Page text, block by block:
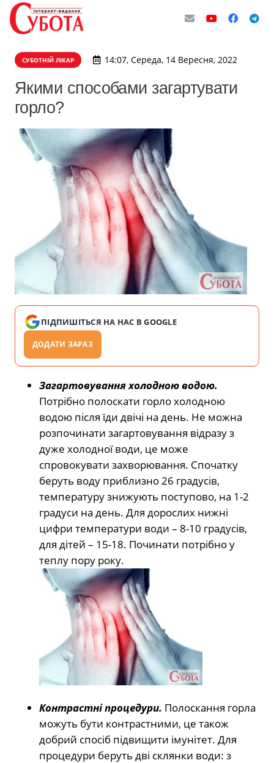
СУБОТНІЙ ЛІКАР 14:07, Середа, 14 Вересня, 2022
Якими способами загартувати
горло?
ПІДПИШІТЬСЯ НА НАС В GOOGLE
ДОДАТИ ЗАРАЗ
Загартовування холодною водою.
Потрібно полоскати горло холодною
водою після їди двічі на день. Не можна
розпочинати загартовування відразу з
дуже холодної води, це може
спровокувати захворювання. Спочатку
беруть воду приблизно 26 градусів,
температуру знижують поступово, на 1-2
градуси на день. Для дорослих нижні
цифри температури води – 8-10 градусів,
для дітей – 15-18. Починати потрібно у
теплу пору року.
Контрастні процедури. Полоскання горла
можуть бути контрастними, це також
добрий спосіб підвищити імунітет. Для
процедури беруть дві склянки води: з